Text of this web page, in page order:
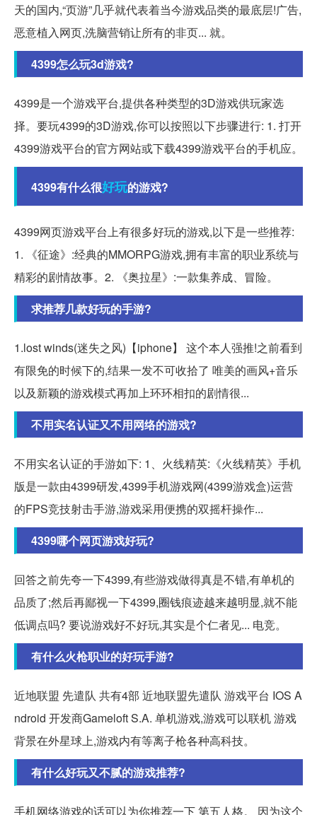
天的国内,“页游”几乎就代表着当今游戏品类的最底层!广告,
恶意植入网页,洗脑营销让所有的非页... 就。
4399怎么玩3d游戏?
4399是一个游戏平台,提供各种类型的3D游戏供玩家选
择。要玩4399的3D游戏,你可以按照以下步骤进行: 1. 打开
4399游戏平台的官方网站或下载4399游戏平台的手机应。
4399有什么很好玩的游戏?
4399网页游戏平台上有很多好玩的游戏,以下是一些推荐:
1. 《征途》:经典的MMORPG游戏,拥有丰富的职业系统与
精彩的剧情故事。2. 《奥拉星》:一款集养成、冒险。
求推荐几款好玩的手游?
1.lost winds(迷失之风)【iphone】 这个本人强推!之前看到
有限免的时候下的,结果一发不可收拾了 唯美的画风+音乐
以及新颖的游戏模式再加上环环相扣的剧情很...
不用实名认证又不用网络的游戏?
不用实名认证的手游如下: 1、火线精英:《火线精英》手机
版是一款由4399研发,4399手机游戏网(4399游戏盒)运营
的FPS竞技射击手游,游戏采用便携的双摇杆操作...
4399哪个网页游戏好玩?
回答之前先夸一下4399,有些游戏做得真是不错,有单机的
品质了;然后再鄙视一下4399,圈钱痕迹越来越明显,就不能
低调点吗? 要说游戏好不好玩,其实是个仁者见... 电竞。
有什么火枪职业的好玩手游?
近地联盟 先遣队 共有4部 近地联盟先遣队 游戏平台 IOS A
ndroid 开发商Gameloft S.A. 单机游戏,游戏可以联机 游戏
背景在外星球上,游戏内有等离子枪各种高科技。
有什么好玩又不腻的游戏推荐?
手机网络游戏的话可以为你推荐一下 第五人格。 因为这个